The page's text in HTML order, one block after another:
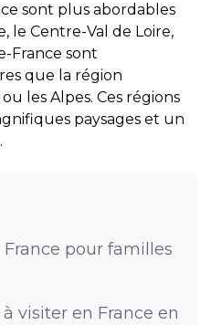
sont plus abordables
le Centre-Val de Loire,
France sont
que la région
les Alpes. Ces régions
paysages et un
France pour familles
visiter en France en